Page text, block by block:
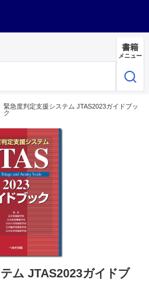
書籍
メニュー
緊急度判定支援システム JTAS2023ガイドブッ
ク
ム JTAS2023ガイドブ